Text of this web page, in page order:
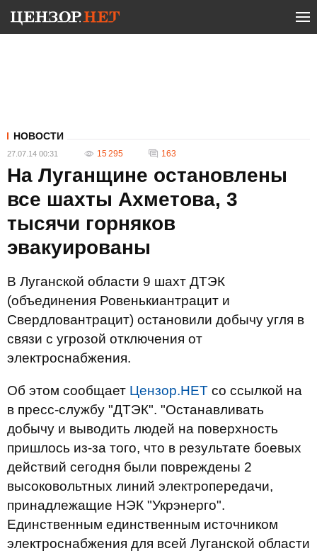
НОВОСТИ
27.07.14 00:31 15 295 163
На Луганщине остановлены
все шахты Ахметова, 3
тысячи горняков
эвакуированы
В Луганской области 9 шахт ДТЭК
(объединения Ровенькиантрацит и
Свердловантрацит) остановили добычу угля в
связи с угрозой отключения от
электроснабжения.
Об этом сообщает Цензор.НЕТ со ссылкой на
в пресс-службу "ДТЭК". "Останавливать
добычу и выводить людей на поверхность
пришлось из-за того, что в результате боевых
действий сегодня были повреждены 2
высоковольтных линий электропередачи,
принадлежащие НЭК "Укрэнерго".
Единственным единственным источником
электроснабжения для всей Луганской области